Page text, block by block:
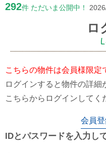
292件 ただいま公開中！
ロ
こちらの物件は会員様限定
ログインすると物件の詳細
こちらからログインしてく
会員
IDとパスワードを入力し